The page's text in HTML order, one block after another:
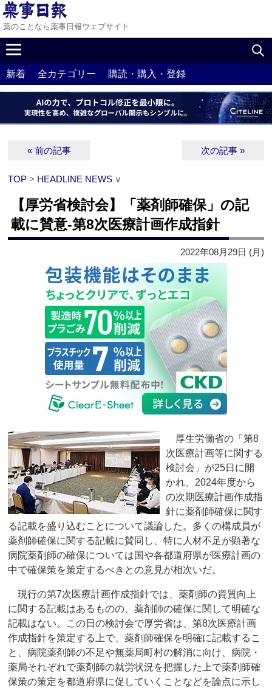
薬のことなら薬事日報ウェブサイト
新着 全カテゴリー 購読・購入・登録
« 前の記事 次の記事 »
TOP > HEADLINE NEWS ∨
【厚労省検討会】「薬剤師確保」の記
載に賛意‐第8次医療計画作成指針
2022年08月29日 (月)
厚生労働省の「第8
次医療計画等に関する
検討会」が25日に開
かれ、2024年度から
の次期医療計画作成指
針に薬剤師確保に関す
る記載を盛り込むことについて議論した。多くの構成員が
薬剤師確保に関する記載に賛同し、特に人材不足が顕著な
病院薬剤師の確保については国や各都道府県が医療計画の
中で確保策を策定するべきとの意見が相次いだ。
現行の第7次医療計画作成指針では、薬剤師の資質向上
に関する記載はあるものの、薬剤師の確保に関して明確な
記載はない。この日の検討会で厚労省は、第8次医療計画
作成指針を策定する上で、薬剤師確保を明確に記載するこ
と、病院薬剤師の不足や無薬局町村の解消に向け、病院・
薬局それぞれで薬剤師の就労状況を把握した上で薬剤師確
保策の策定を都道府県に促していくことなどを論点に示し